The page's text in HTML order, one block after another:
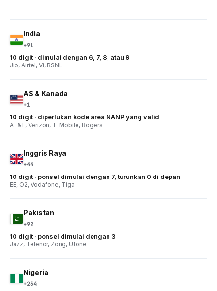
India
+91
10 digit · dimulai dengan 6, 7, 8, atau 9
Jio, Airtel, Vi, BSNL
AS & Kanada
+1
10 digit · diperlukan kode area NANP yang valid
AT&T, Verizon, T-Mobile, Rogers
Inggris Raya
+44
10 digit · ponsel dimulai dengan 7, turunkan 0 di depan
EE, O2, Vodafone, Tiga
Pakistan
+92
10 digit · ponsel dimulai dengan 3
Jazz, Telenor, Zong, Ufone
Nigeria
+234